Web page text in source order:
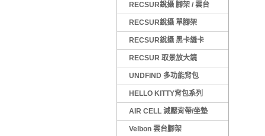
RECSUR銳攝 腳架 / 雲台
RECSUR銳攝 單腳架
RECSUR銳攝 黑卡縫卡
RECSUR 取景放大鏡
UNDFIND 多功能背包
HELLO KITTY背包系列
AIR CELL 減壓背帶/坐墊
Velbon 雲台腳架